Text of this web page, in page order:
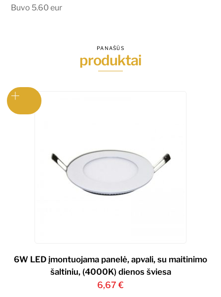
balta..!!!AKCIJA!!!
Buvo 5.60 eur
PANAŠŪS
produktai
6W LED įmontuojama panelė, apvali, su maitinimo
šaltiniu, (4000K) dienos šviesa
6,67 €